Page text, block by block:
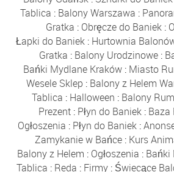
Tablica : Balony Warszawa :
Gratka : Obręcze do Baniek:
Łapki do Baniek: Hurtownia
Gratka : Balony Urodzinowe:
Bańki Mydlane Kraków : Miasto
Wesele Sklep : Balony z Helem
Tablica : Halloween : Balony
Prezent : Płyn do Baniek : Baza
Ogłoszenia : Płyn do Baniek :
Zamykanie w Bańce : Kurs
Balony z Helem : Ogłoszenia : Bańki
Tablica : Reda : Firmy: Świecące